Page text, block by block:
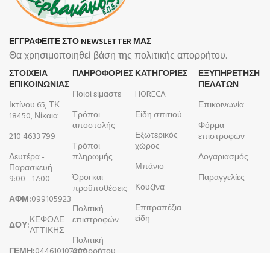
ΕΓΓΡΑΦΕΙΤΕ ΣΤΟ NEWSLETTER ΜΑΣ
Θα χρησιμοποιηθεί βάση της πολιτικής απορρήτου.
ΣΤΟΙΧΕΙΑ
ΕΠΙΚΟΙΝΩΝΙΑΣ
Ικτίνου 65, ΤΚ
18450, Νίκαια
210 4633 799
Δευτέρα -
Παρασκευή
9:00 - 17:00
ΑΦΜ:099105923
ΔΟΥ:ΚΕΦΟΔΕ
ΑΤΤΙΚΗΣ
ΠΛΗΡΟΦΟΡΊΕΣ
Ποιοί είμαστε
Τρόποι
αποστολής
Τρόποι
πληρωμής
Όροι και
προϋποθέσεις
Πολιτική
επιστροφών
Πολιτική
ΚΑΤΗΓΟΡΙΕΣ
HORECA
Είδη σπιτιού
Εξωτερικός
χώρος
Μπάνιο
Κουζίνα
Επιτραπέζια
είδη
ΕΞΥΠΗΡΕΤΗΣΗ
ΠΕΛΑΤΩΝ
Επικοινωνία
Φόρμα
επιστροφών
Λογαριασμός
Παραγγελίες